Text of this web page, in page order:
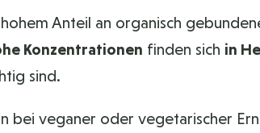
Anteil an organisch
Konzentrationen finden sich in
sind.
bei veganer oder vegetarischer